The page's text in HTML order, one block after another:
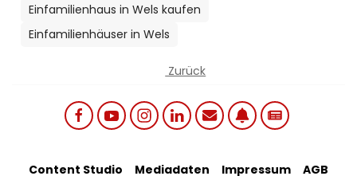
Einfamilienhaus in Wels kaufen
Einfamilienhäuser in Wels
Zurück
Social links menu
Content Studio Mediadaten Impressum AGB